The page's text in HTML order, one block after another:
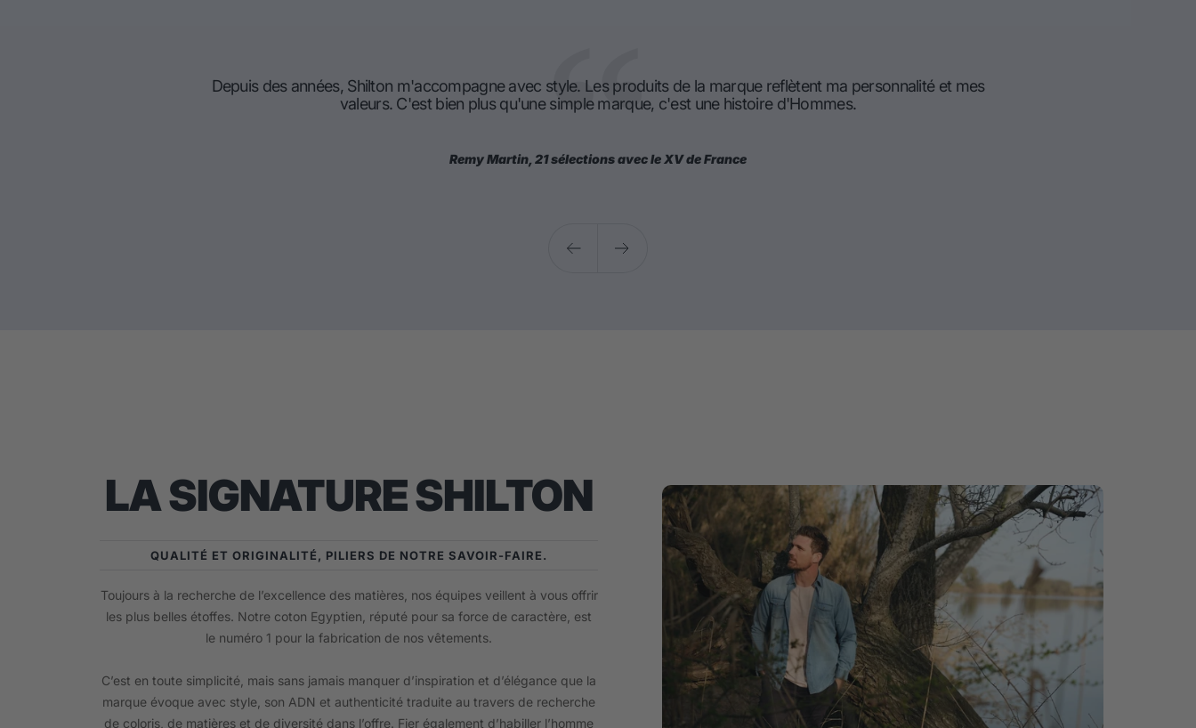
Depuis des années, Shilton m'accompagne avec style. Les produits de la marque reflètent ma personnalité et mes
valeurs. C'est bien plus qu'une simple marque, c'est une histoire d'Hommes.
Remy Martin, 21 sélections avec le XV de France
PrécédentSuivant
LA SIGNATURE SHILTON
QUALITÉ ET ORIGINALITÉ, PILIERS DE NOTRE SAVOIR-FAIRE.
Toujours à la recherche de l’excellence des matières, nos équipes veillent à vous offrir
les plus belles étoffes. Notre coton Egyptien, réputé pour sa force de caractère, est
le numéro 1 pour la fabrication de nos vêtements.
C’est en toute simplicité, mais sans jamais manquer d’inspiration et d’élégance que la
marque évoque avec style, son ADN et authenticité traduite au travers de recherche
de coloris, de matières et de diversité dans l’offre. Fier également d’habiller l’homme